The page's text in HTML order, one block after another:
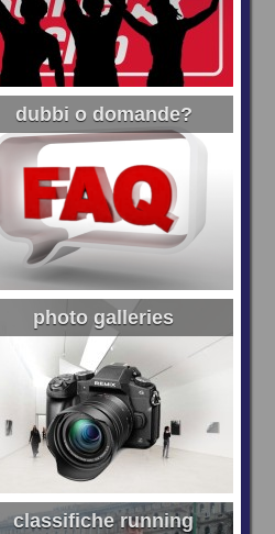
dubbi o domande?
photo galleries
classifiche running